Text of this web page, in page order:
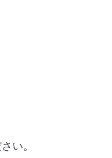
い。